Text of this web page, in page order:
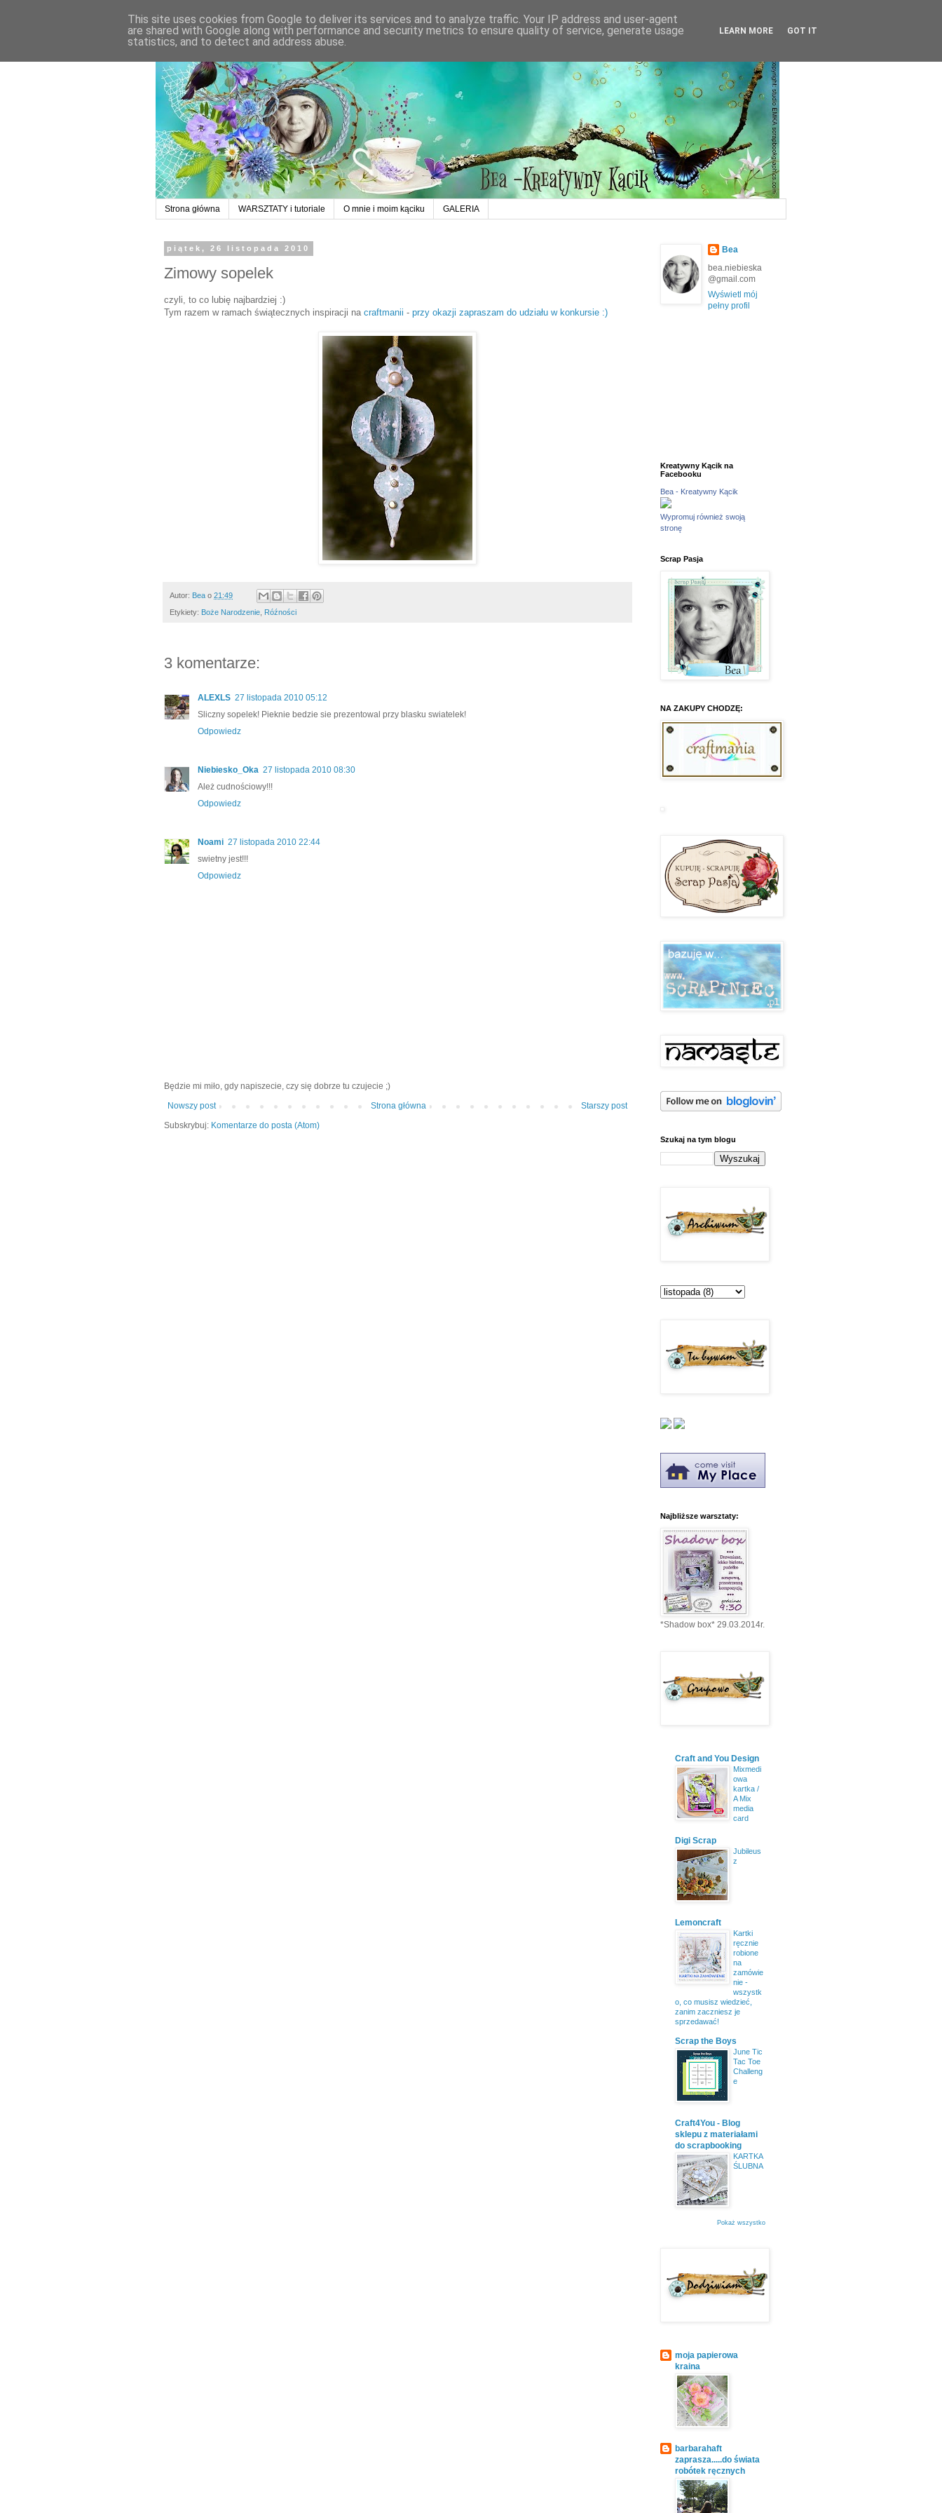
Strona główna WARSZTATY i tutoriale O mnie i moim kąciku GALERIA
piątek, 26 listopada 2010
Zimowy sopelek
czyli, to co lubię najbardziej :)
Tym razem w ramach świątecznych inspiracji na craftmanii - przy okazji zapraszam do udziału w konkursie :)
Autor: Bea o 21:49
Etykiety: Boże Narodzenie, Róźności
3 komentarze:
ALEXLS 27 listopada 2010 05:12
Sliczny sopelek! Pieknie bedzie sie prezentowal przy blasku swiatelek!
Odpowiedz
Niebiesko_Oka 27 listopada 2010 08:30
Ależ cudnościowy!!!
Odpowiedz
Noami 27 listopada 2010 22:44
swietny jest!!!
Odpowiedz
Będzie mi miło, gdy napiszecie, czy się dobrze tu czujecie ;)
Nowszy post
Starszy post
Strona główna
Subskrybuj: Komentarze do posta (Atom)
Bea
bea.niebieska
@gmail.com
Wyświetl mój
pełny profil
Kreatywny Kącik na
Facebooku
Bea - Kreatywny Kącik
Wypromuj również swoją
stronę
Scrap Pasja
NA ZAKUPY CHODZĘ:
Szukaj na tym blogu
Najbliższe warsztaty:
*Shadow box* 29.03.2014r.
Craft and You Design
Mixmedi
owa
kartka /
A Mix
media
card
Digi Scrap
Jubileus
z
Lemoncraft
Kartki
ręcznie
robione
na
zamówie
nie -
wszystk
o, co musisz wiedzieć,
zanim zaczniesz je
sprzedawać!
Scrap the Boys
June Tic
Tac Toe
Challeng
e
Craft4You - Blog
sklepu z materiałami
do scrapbooking
KARTKA
ŚLUBNA
Pokaż wszystko
moja papierowa
kraina
barbarahaft
zaprasza.....do świata
robótek ręcznych
This site uses cookies from Google to deliver its services and to analyze traffic. Your IP address and user-agent
are shared with Google along with performance and security metrics to ensure quality of service, generate usage
statistics, and to detect and address abuse.
LEARN MORE GOT IT